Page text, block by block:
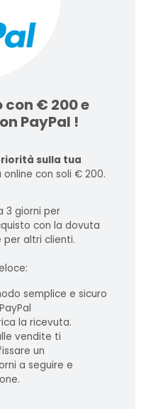
€ 200 e
PayPal !
sulla tua
con soli € 200.
3 giorni per
con la dovuta
per altri clienti.
semplice e sicuro
la ricevuta.
vendite ti
un
a seguire e